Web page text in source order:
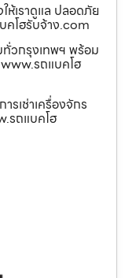
ห้เราดูแล ปลอดภัย
คโฮรับจ้าง.com
วกรุงเทพฯ พร้อม
รถแบคโฮ
รเช่าเครื่องจักร
รถแบคโฮ